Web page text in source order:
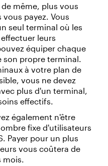
de même, plus vous
payez. Vous
seul terminal où les
leurs
équiper chaque
son propre terminal.
à votre plan de
vous ne devez
plus d'un terminal,
effectifs.
également n'être
fixe d'utilisateurs
Payer pour un plus
vous coûtera de
mois.